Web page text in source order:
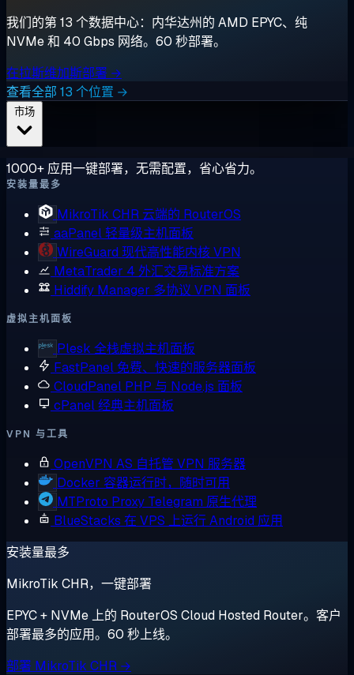
我们的第 13 个数据中心：内华达州的 AMD EPYC、纯
NVMe 和 40 Gbps 网络。60 秒部署。
在拉斯维加斯部署 →
查看全部 13 个位置 →
1000+ 应用一键部署，无需配置，省心省力。
安装量最多
MikroTik CHR 云端的 RouterOS
aaPanel轻量级主机面板
WireGuard 现代高性能内核 VPN
MetaTrader 4 外汇交易标准方案
Hiddify Manager 多协议 VPN 面板
虚拟主机面板
Plesk 全栈虚拟主机面板
FastPanel 免费、快速的服务器面板
CloudPanel PHP 与 Node.js 面板
cPanel经典主机面板
VPN 与工具
OpenVPN AS 自托管 VPN 服务器
Docker 容器运行时，随时可用
MTProto Proxy Telegram 原生代理
BlueStacks 在 VPS 上运行 Android 应用
安装量最多
MikroTik CHR，一键部署
EPYC + NVMe 上的 RouterOS Cloud Hosted Router。客户
部署最多的应用。60 秒上线。
部署 MikroTik CHR →